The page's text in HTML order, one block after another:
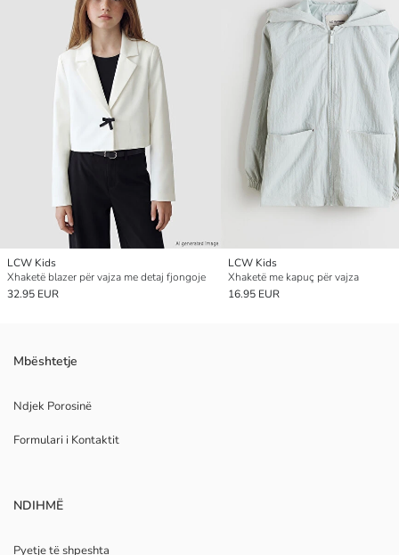
LCW Kids
Xhaketë blazer për vajza me detaj fjongoje
32.95 EUR
LCW Kids
Xhaketë me kapuç për vajza
16.95 EUR
Mbështetje
Ndjek Porosinë
Formulari i Kontaktit
NDIHMË
Pyetje të shpeshta